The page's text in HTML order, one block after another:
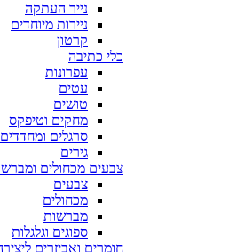
נייר העתקה
ניירות מיוחדים
קרטון
כלי כתיבה
עפרונות
עטים
טושים
מחקים וטיפקס
סרגלים ומחדדים
גירים
צבעים מכחולים
צבעים
מכחולים
מברשות
ספוגים וגלגלות
חומרים ואביזרים